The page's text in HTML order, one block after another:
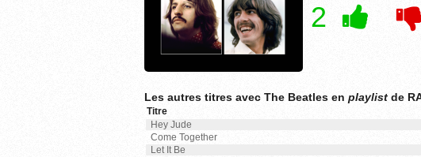
2
Les autres titres avec The Beatles en playlist de
Titre
Hey Jude
Come Together
Let It Be